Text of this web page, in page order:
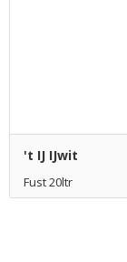
't IJ IJwit
Fust 20ltr